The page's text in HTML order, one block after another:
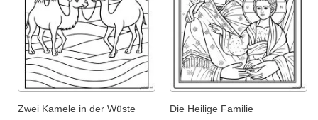
Zwei Kamele in der Wüste
Die Heilige Familie